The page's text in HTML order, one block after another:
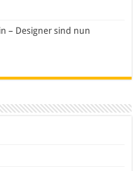
– Designer sind nun